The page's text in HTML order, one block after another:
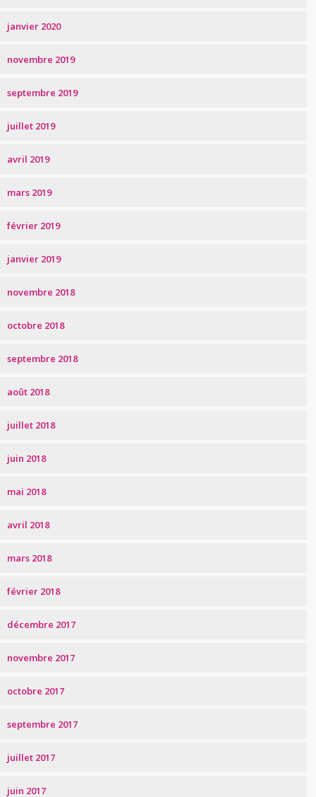
janvier 2020
novembre 2019
septembre 2019
juillet 2019
avril 2019
mars 2019
février 2019
janvier 2019
novembre 2018
octobre 2018
septembre 2018
août 2018
juillet 2018
juin 2018
mai 2018
avril 2018
mars 2018
février 2018
décembre 2017
novembre 2017
octobre 2017
septembre 2017
juillet 2017
juin 2017